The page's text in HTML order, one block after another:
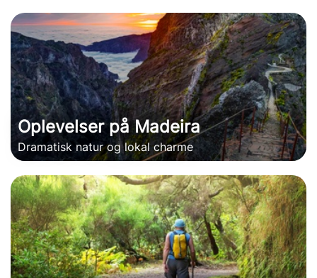
Oplevelser på Madeira
Dramatisk natur og lokal charme